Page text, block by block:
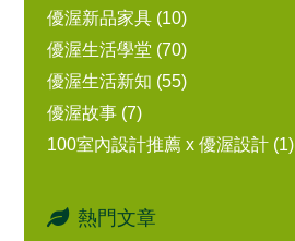
優渥新品家具 (10)
優渥生活學堂 (70)
優渥生活新知 (55)
優渥故事 (7)
100室內設計推薦 x 優渥設計 (1)
熱門文章